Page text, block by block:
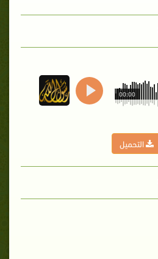
00:00
التحميل